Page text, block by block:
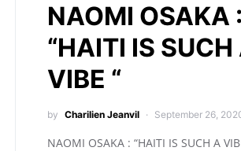
NAOMI OSAKA :
“HAITI IS SUCH
VIBE “
by Charilien Jeanvil September 26,
NAOMI OSAKA : “HAITI IS SUCH A